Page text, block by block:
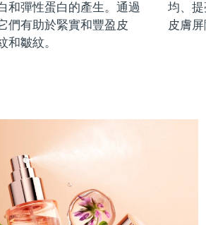
和彈性蛋白的產生。通過
們有助於緊實和豐盈皮
和皺紋。
均、
皮膚
區 預計送達日期 8/12/26
預計送達日期8/14/26
預計送達日期